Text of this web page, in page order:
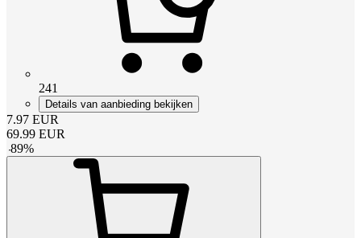
241
Details van aanbieding bekijken
7.97 EUR
69.99 EUR
-89%